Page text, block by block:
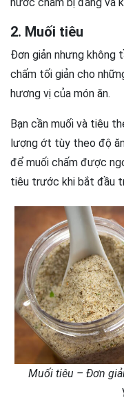
nước chấm bị đắng và
2. Muối tiêu
Đơn giản nhưng không
chấm tối giản cho
hương vị của món ăn.
Bạn cần muối và tiêu
lượng ớt tùy theo độ
để muối chấm được
tiêu trước khi bắt đầu
Muối tiêu – Đơn